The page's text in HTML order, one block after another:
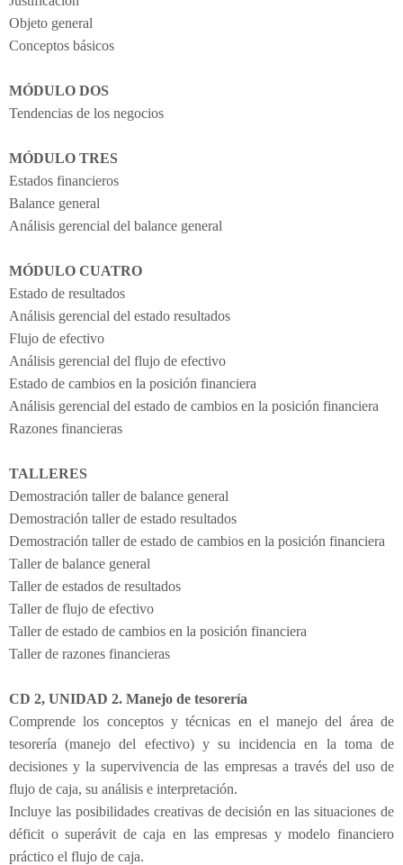
Objeto general
Conceptos básicos
MÓDULO DOS
Tendencias de los negocios
MÓDULO TRES
Estados financieros
Balance general
Análisis gerencial del balance general
MÓDULO CUATRO
Estado de resultados
Análisis gerencial del estado resultados
Flujo de efectivo
Análisis gerencial del flujo de efectivo
Estado de cambios en la posición financiera
Análisis gerencial del estado de cambios en la posición financiera
Razones financieras
TALLERES
Demostración taller de balance general
Demostración taller de estado resultados
Demostración taller de estado de cambios en la posición financiera
Taller de balance general
Taller de estados de resultados
Taller de flujo de efectivo
Taller de estado de cambios en la posición financiera
Taller de razones financieras
CD 2, UNIDAD 2. Manejo de tesorería
Comprende los conceptos y técnicas en el manejo del área de
tesorería (manejo del efectivo) y su incidencia en la toma de
decisiones y la supervivencia de las empresas a través del uso de
flujo de caja, su análisis e interpretación.
Incluye las posibilidades creativas de decisión en las situaciones de
déficit o superávit de caja en las empresas y modelo financiero
práctico el flujo de caja.